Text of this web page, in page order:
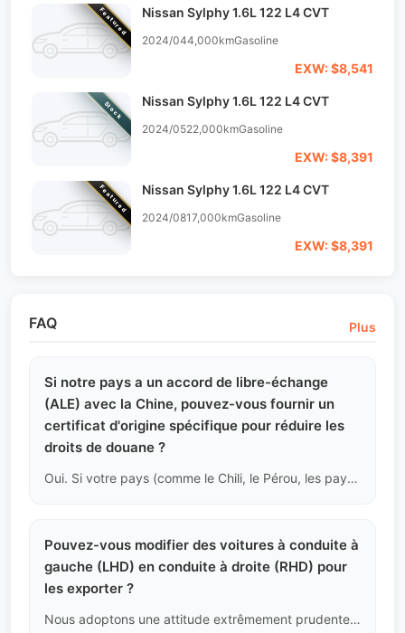
Featured Nissan Sylphy 1.6L 122 L4 CVT
2024/044,000kmGasoline
EXW: $8,541
Stock Nissan Sylphy 1.6L 122 L4 CVT
2024/0522,000kmGasoline
EXW: $8,391
Featured Nissan Sylphy 1.6L 122 L4 CVT
2024/0817,000kmGasoline
EXW: $8,391
FAQ Plus
Si notre pays a un accord de libre-échange
(ALE) avec la Chine, pouvez-vous fournir un
certificat d'origine spécifique pour réduire les
droits de douane ?
Oui. Si votre pays (comme le Chili, le Pérou, les pays de l'ASEAN, etc.) a signé un accord de libre-échange bilatéral avec la Chine, notre centre de documentation demandera à la douane chinoise ou à l'association de promotion du commerce un certificat d'origine spécifique (comme le Formulaire E, le Formulaire F, etc.), ce qui peut vous aider à demander légalement une réduction significative des droits de douane au port de destination.
Pouvez-vous modifier des voitures à conduite à
gauche (LHD) en conduite à droite (RHD) pour
les exporter ?
Nous adoptons une attitude extrêmement prudente et refusons catégoriquement. Certaines plateformes peuvent céder à cette demande pour des commandes, mais modifier un véhicule de LHD à RHD implique des découpes complexes de la colonne de direction, des modifications de la structure du pare-feu et une réorganisation du faisceau électrique. Ce type de modification non conforme présente de grands risques pour la sécurité et est très difficile à faire passer les tests de sécurité des véhicules dans des pays développés (comme les tests de tremblement au Japon ou le test IVA au Royaume-Uni). Par souci de sécurité et de réputation à long terme, nous refusons de fournir des services de conversion qui compromettent la structure de base du véhicule.